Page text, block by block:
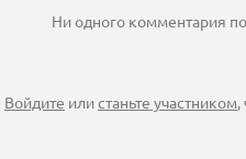
Ни одного комментария
Войдите илистаньте участником,